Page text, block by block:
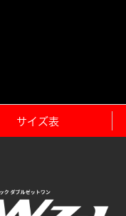
サイズ表